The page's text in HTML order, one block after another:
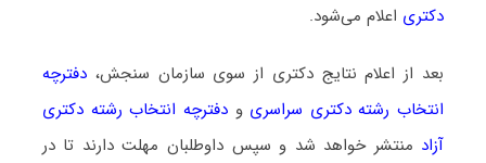
دکتری اعلام می‌شود.
بعد از اعلام نتایج دکتری از سوی سازمان سنجش،دفترچه
انتخاب رشته دکتری سراسری ودفترچه انتخاب رشته دکتری
آزاد منتشر خواهد شد و سپس داوطلبان مهلت دارند تا در